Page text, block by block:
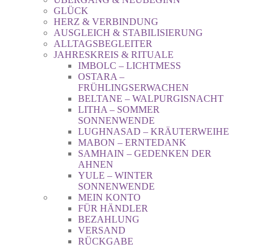
GLÜCK
HERZ & VERBINDUNG
AUSGLEICH & STABILISIERUNG
ALLTAGSBEGLEITER
JAHRESKREIS & RITUALE
IMBOLC – LICHTMESS
OSTARA –
FRÜHLINGSERWACHEN
BELTANE – WALPURGISNACHT
LITHA – SOMMER
SONNENWENDE
LUGHNASAD – KRÄUTERWEIHE
MABON – ERNTEDANK
SAMHAIN – GEDENKEN DER
AHNEN
YULE – WINTER
SONNENWENDE
MEIN KONTO
FÜR HÄNDLER
BEZAHLUNG
VERSAND
RÜCKGABE